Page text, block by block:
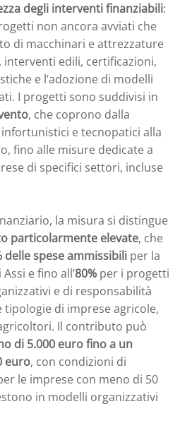
degli interventi finanziabili:
non ancora avviati che
di macchinari e attrezzature
edili, certificazioni,
e l’adozione di modelli
I progetti sono suddivisi in
, che coprono dalla
e tecnopatici alla
fino alle misure dedicate a
di specifici settori, incluse
la misura si distingue
particolarmente elevate, che
delle spese ammissibili per la
e fino all’80% per i progetti
e di responsabilità
tipologie di imprese agricole,
Il contributo può
di 5.000 euro fino a un
euro, con condizioni di
le imprese con meno di 50
in modelli organizzativi